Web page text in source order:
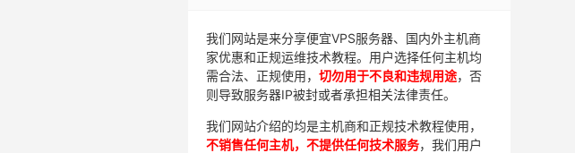
我们网站是来分享便宜VPS服务器、国内外主机商
家优惠和正规运维技术教程。用户选择任何主机均
需合法、正规使用， 切勿用于不良和违规用途，否
则导致服务器IP被封或者承担相关法律责任。
我们网站介绍的均是主机商和正规技术教程使用，
不销售任何主机，不提供任何技术服务，我们用户